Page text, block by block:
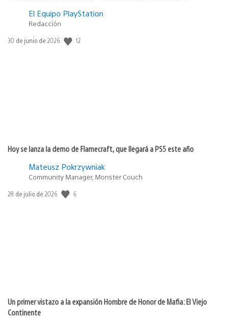
El Equipo PlayStation
Redacción
Fecha
30 de junio de 2026 12
Hoy se lanza la demo de Flamecraft, que llegará a PS5 este año
Mateusz Pokrzywniak
Community Manager, Monster Couch
Fecha
28 de julio de 2026 6
Un primer vistazo a la expansión Hombre de Honor de Mafia: El Viejo
Continente